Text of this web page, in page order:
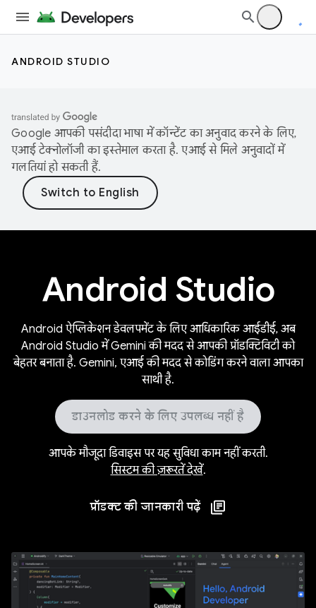
ANDROID STUDIO
Google आपकी पसंदीदा भाषा में कॉन्टेंट का अनुवाद करने के लिए,
एआई टेक्नोलॉजी का इस्तेमाल करता है. एआई से मिले अनुवादों में
गलतियां हो सकती हैं.
Android Studio
Android ऐप्लिकेशन डेवलपमेंट के लिए आधिकारिक आईडीई, अब
Android Studio में Gemini की मदद से आपकी प्रॉडक्टिविटी को
बेहतर बनाता है. Gemini, एआई की मदद से कोडिंग करने वाला आपका
साथी है.
डाउनलोड करने के लिए उपलब्ध नहीं है
आपके मौजूदा डिवाइस पर यह सुविधा काम नहीं करती.
सिस्टम की ज़रूरतें देखें.
प्रॉडक्ट की जानकारी पढ़ें